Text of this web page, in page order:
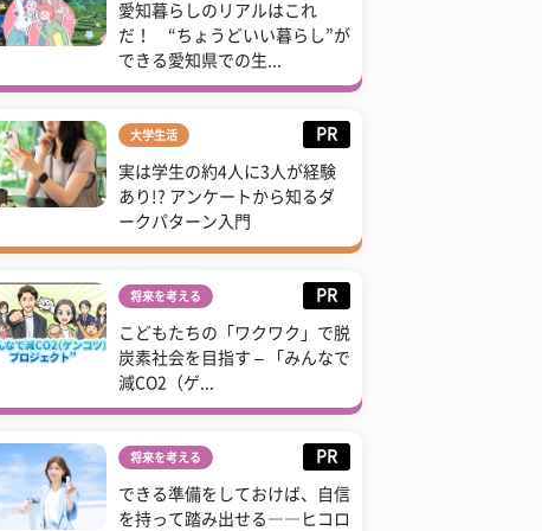
愛知暮らしのリアルはこれ
だ！ “ちょうどいい暮らし”が
できる愛知県での生...
大学生活 PR
実は学生の約4人に3人が経験
あり!? アンケートから知るダ
ークパターン入門
将来を考える PR
こどもたちの「ワクワク」で脱
炭素社会を目指す – 「みんなで
減CO2（ゲ...
将来を考える PR
できる準備をしておけば、自信
を持って踏み出せる――ヒコロ